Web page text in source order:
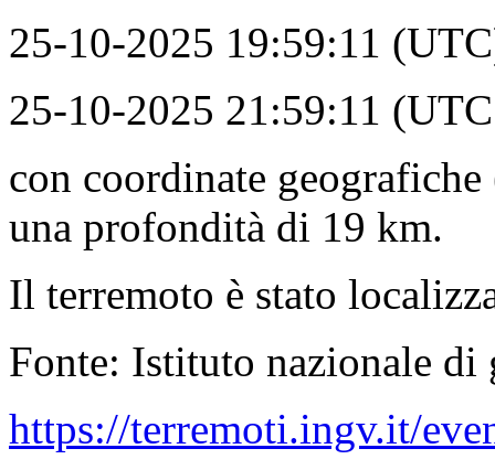
25-10-2025 19:59:11
25-10-2025 21:59:11
con coordinate
una profondità di 19 km.
Il terremoto è stato
Fonte: Istituto nazionale
https://terremoti.ingv.it/